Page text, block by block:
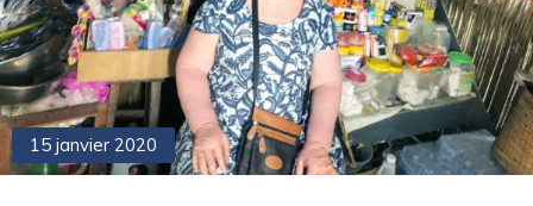
15 janvier 2020